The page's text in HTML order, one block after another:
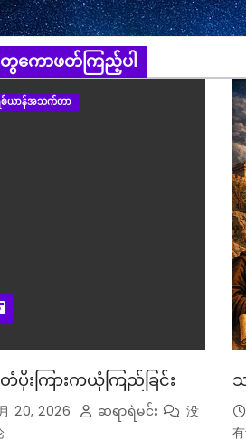
章
ေကောဖတ်ကြည့်ပါ
စ်ယာန်အသက်တာ
ပိုးကြားကယုံကြည်ခြင်း
20, 2026 ဆရာရဲမင်း
没